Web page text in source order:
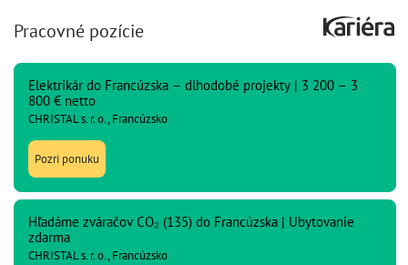
Pracovné pozície
Elektrikár do Francúzska – dlhodobé projekty | 3 200 – 3
800 € netto
CHRISTAL s. r. o., Francúzsko
Pozri ponuku
Hľadáme zváračov CO₂ (135) do Francúzska | Ubytovanie
zdarma
CHRISTAL s. r. o., Francúzsko